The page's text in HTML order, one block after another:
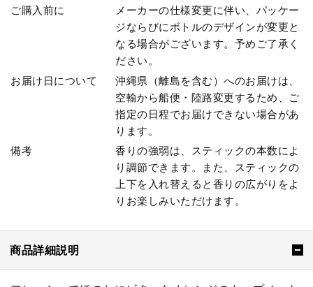
ご購入前に
メーカーの仕様変更に伴い、パッケー
ジならびにボトルのデザインが変更と
なる場合がございます。予めご了承く
ださい。
お届け日について
沖縄県（離島を含む）へのお届けは、
空輸から船便・陸路変更するため、ご
指定の日程でお届けできない場合があ
ります。
備考
香りの強弱は、スティックの本数によ
り調節できます。また、スティックの
上下を入れ替えると香りの広がりをよ
りお楽しみいただけます。
商品詳細説明